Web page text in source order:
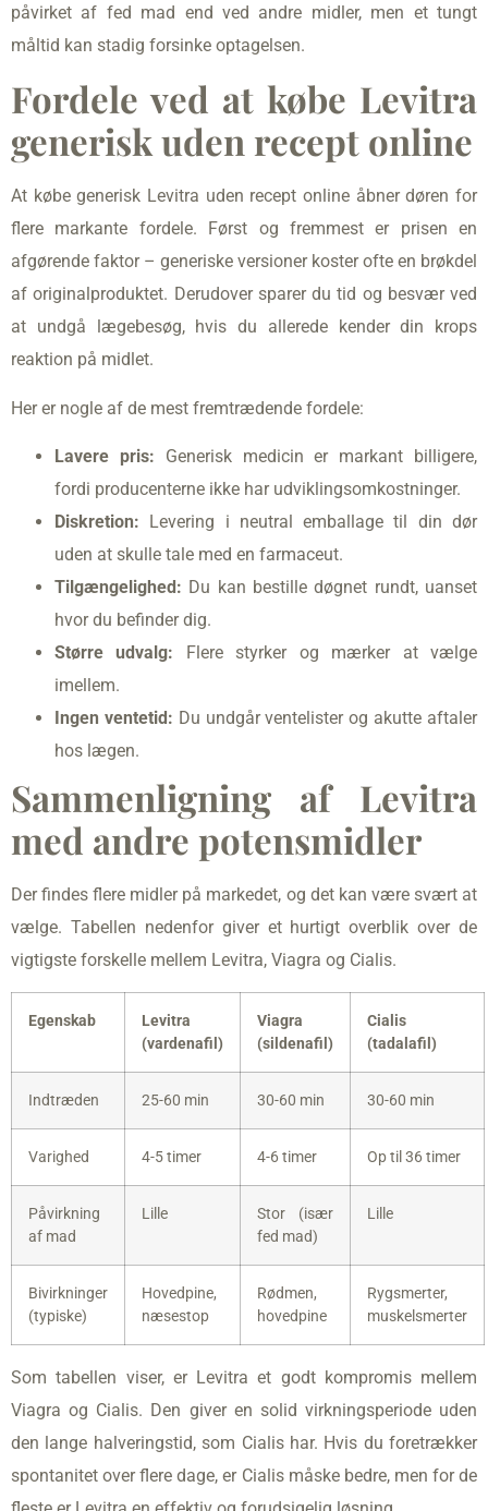
påvirket af fed mad end ved andre midler, men et tungt
måltid kan stadig forsinke optagelsen.
Fordele ved at købe Levitra
generisk uden recept online
At købe generisk Levitra uden recept online åbner døren for
flere markante fordele. Først og fremmest er prisen en
afgørende faktor – generiske versioner koster ofte en brøkdel
af originalproduktet. Derudover sparer du tid og besvær ved
at undgå lægebesøg, hvis du allerede kender din krops
reaktion på midlet.
Her er nogle af de mest fremtrædende fordele:
Lavere pris: Generisk medicin er markant billigere,
fordi producenterne ikke har udviklingsomkostninger.
Diskretion: Levering i neutral emballage til din dør
uden at skulle tale med en farmaceut.
Tilgængelighed: Du kan bestille døgnet rundt, uanset
hvor du befinder dig.
Større udvalg: Flere styrker og mærker at vælge
imellem.
Ingen ventetid: Du undgår ventelister og akutte aftaler
hos lægen.
Sammenligning af Levitra
med andre potensmidler
Der findes flere midler på markedet, og det kan være svært at
vælge. Tabellen nedenfor giver et hurtigt overblik over de
vigtigste forskelle mellem Levitra, Viagra og Cialis.
Egenskab
Levitra
(vardenafil)
Viagra
(sildenafil)
Cialis
(tadalafil)
Indtræden 25-60 min 30-60 min 30-60 min
Varighed 4-5 timer 4-6 timer Op til 36 timer
Påvirkning
af mad
Lille
Stor (især
fed mad)
Lille
Bivirkninger
(typiske)
Hovedpine,
næsestop
Rødmen,
hovedpine
Rygsmerter,
muskelsmerter
Som tabellen viser, er Levitra et godt kompromis mellem
Viagra og Cialis. Den giver en solid virkningsperiode uden
den lange halveringstid, som Cialis har. Hvis du foretrækker
spontanitet over flere dage, er Cialis måske bedre, men for de